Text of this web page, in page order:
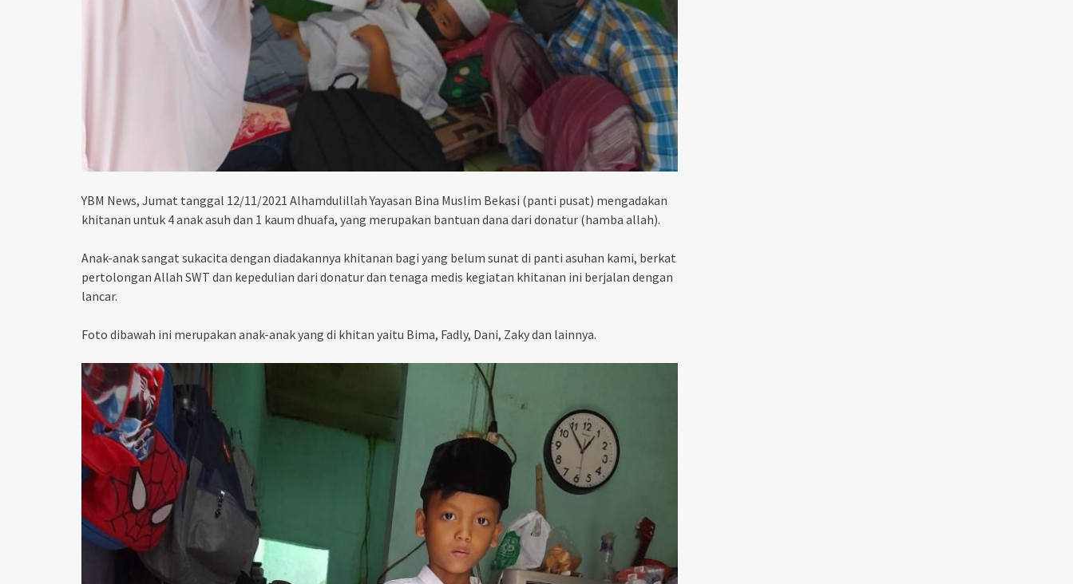
YBM News, Jumat tanggal 12/11/2021 Alhamdulillah Yayasan Bina Muslim Bekasi (panti pusat) mengadakan
khitanan untuk 4 anak asuh dan 1 kaum dhuafa, yang merupakan bantuan dana dari donatur (hamba allah).
Anak-anak sangat sukacita dengan diadakannya khitanan bagi yang belum sunat di panti asuhan kami, berkat
pertolongan Allah SWT dan kepedulian dari donatur dan tenaga medis kegiatan khitanan ini berjalan dengan
lancar.
Foto dibawah ini merupakan anak-anak yang di khitan yaitu Bima, Fadly, Dani, Zaky dan lainnya.